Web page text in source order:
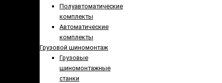
Полуавтоматические
комплекты
Автоматические
комплекты
Грузовой шиномонтаж
Грузовые
шиномонтажные
станки